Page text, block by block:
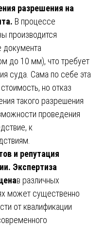
разрешения на
В процессе
производится
документа
до 10 мм), что требует
суда. Сама по себе эта
но отказ
такого разрешения
проведения
к
и репутация
Экспертиза
в различных
может существенно
от квалификации